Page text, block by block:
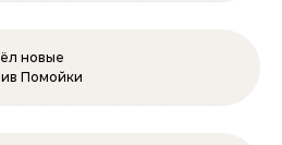
новые
Помойки